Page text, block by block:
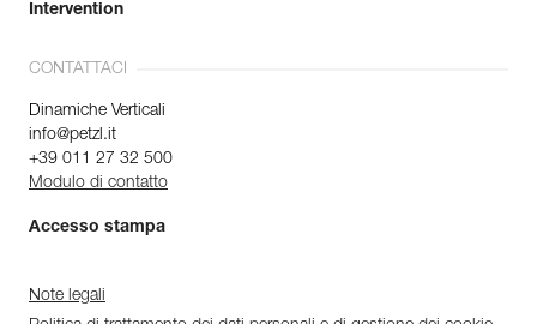
Intervention
CONTATTACI
Dinamiche Verticali
info@petzl.it
+39 011 27 32 500
Modulo di contatto
Accesso stampa
Note legali